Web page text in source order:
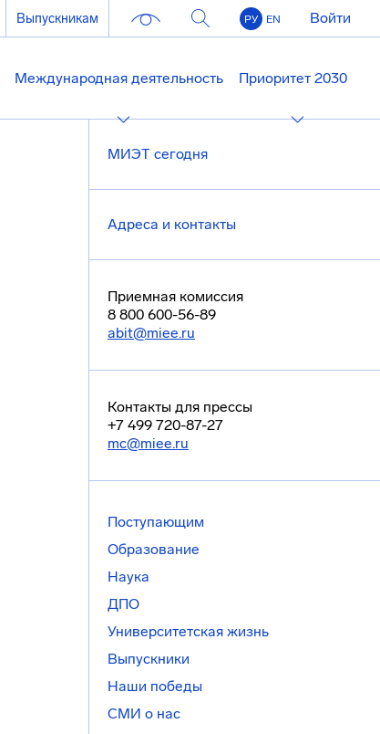
Выпускникам РУ EN Войти
Международная деятельность Приоритет 2030
МИЭТ сегодня
Адреса и контакты
Приемная комиссия
8 800 600-56-89
abit@miee.ru
Контакты для прессы
+7 499 720-87-27
mc@miee.ru
Поступающим
Образование
Наука
ДПО
Университетская жизнь
Выпускники
Наши победы
СМИ о нас